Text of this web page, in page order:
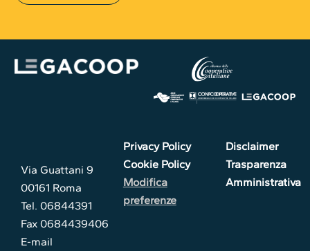
Via Guattani 9
00161 Roma
Tel. 06844391
Fax 0684439406
E-mail
Privacy Policy
Cookie Policy
Modifica
preferenze
Disclaimer
Trasparenza
Amministrativa